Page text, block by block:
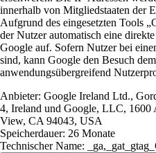
innerhalb von Mitgliedstaaten der
Aufgrund des eingesetzten Tools
der Nutzer automatisch eine
Google auf. Sofern Nutzer bei
sind, kann Google den Besuch
anwendungsübergreifend
Anbieter: Google Ireland Ltd.,
4, Ireland und Google, LLC, 1600
View, CA 94043, USA
Speicherdauer: 26 Monate
Technischer Name: